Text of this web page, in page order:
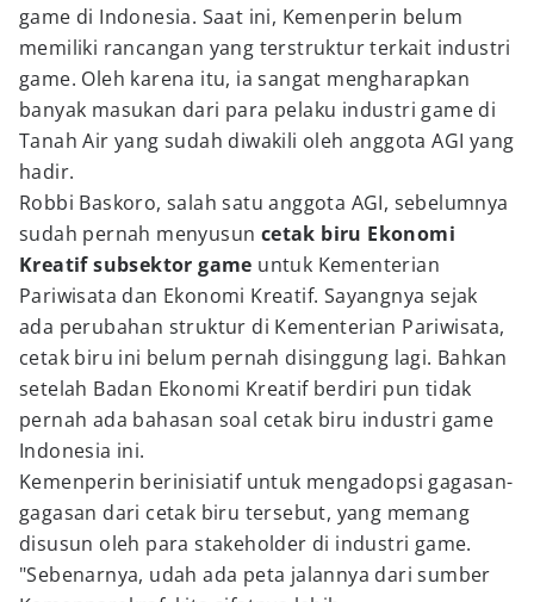
game di Indonesia. Saat ini, Kemenperin belum
memiliki rancangan yang terstruktur terkait industri
game. Oleh karena itu, ia sangat mengharapkan
banyak masukan dari para pelaku industri game di
Tanah Air yang sudah diwakili oleh anggota AGI yang
hadir.
Robbi Baskoro, salah satu anggota AGI, sebelumnya
sudah pernah menyusun cetak biru Ekonomi
Kreatif subsektor game untuk Kementerian
Pariwisata dan Ekonomi Kreatif. Sayangnya sejak
ada perubahan struktur di Kementerian Pariwisata,
cetak biru ini belum pernah disinggung lagi. Bahkan
setelah Badan Ekonomi Kreatif berdiri pun tidak
pernah ada bahasan soal cetak biru industri game
Indonesia ini.
Kemenperin berinisiatif untuk mengadopsi gagasan-
gagasan dari cetak biru tersebut, yang memang
disusun oleh para stakeholder di industri game.
"Sebenarnya, udah ada peta jalannya dari sumber